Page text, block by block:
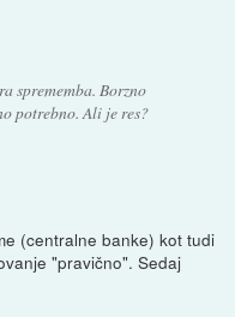
sprememba. Borzno
potrebno. Ali je res?
(centralne banke) kot tudi
"pravično". Sedaj